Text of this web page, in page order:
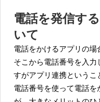
電話を発信す
いて
電話をかけるアプリの
そこから電話番号を入
すがアプリ連携という
電話番号を使って電話